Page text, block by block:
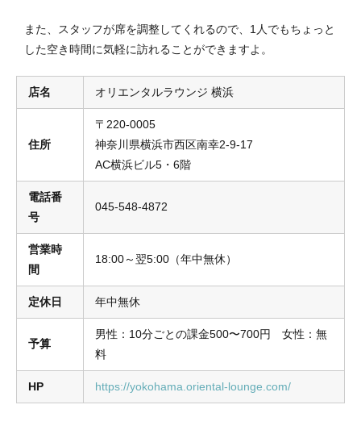
また、スタッフが席を調整してくれるので、1人でもちょっと
した空き時間に気軽に訪れることができますよ。
店名 オリエンタルラウンジ 横浜
住所
〒220-0005
神奈川県横浜市西区南幸2-9-17
AC横浜ビル5・6階
電話番
号
045-548-4872
営業時
間
18:00～翌5:00（年中無休）
定休日 年中無休
予算
男性：10分ごとの課金500〜700円 女性：無
料
HP https://yokohama.oriental-lounge.com/